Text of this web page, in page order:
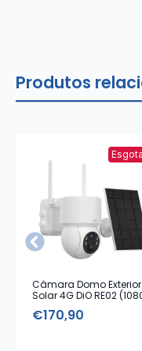
Produtos
Câmara Domo Exterior
Solar 4G DiO RE02
€170,90